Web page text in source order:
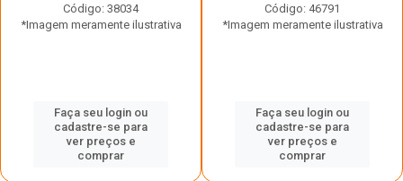
Código: 38034
*Imagem meramente ilustrativa
Faça seu login ou
cadastre-se para
ver preços e
comprar
Código: 46791
*Imagem meramente ilustrativa
Faça seu login ou
cadastre-se para
ver preços e
comprar